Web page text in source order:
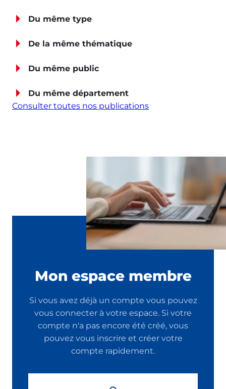
Du même type
De la même thématique
Du même public
Du même département
Consulter toutes nos publications
Mon espace membre
Si vous avez déjà un compte vous pouvez
vous connecter à votre espace. Si votre
compte n'a pas encore été créé, vous
pouvez vous inscrire et créer votre
compte rapidement.